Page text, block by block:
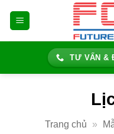
TƯ VẤN &
Trang chủ »